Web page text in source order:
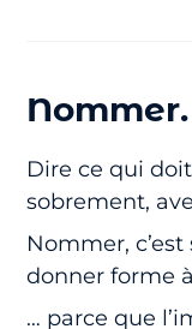
Nommer.
Dire ce qui
sobrement,
Nommer,
donner forme
… parce que